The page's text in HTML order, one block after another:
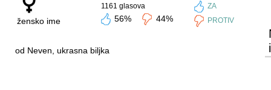
žensko ime
1161 glasova
56% 44%
ZA
PROTIV
od Neven, ukrasna biljka